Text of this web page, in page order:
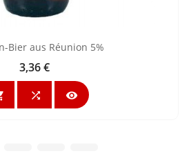
Bier aus Réunion 5%
Preis
3,36 €
 